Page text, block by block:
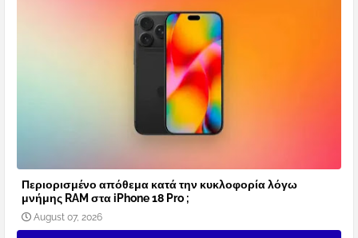
Περιορισμένο απόθεμα κατά την κυκλοφορία λόγω
μνήμης RAM στα iPhone 18 Pro ;
August 07, 2026